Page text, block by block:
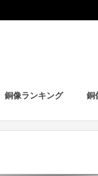
銅像ランキング 銅